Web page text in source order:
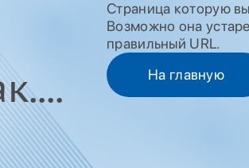
Страница которую
Возможно она
правильный URL.
На главную